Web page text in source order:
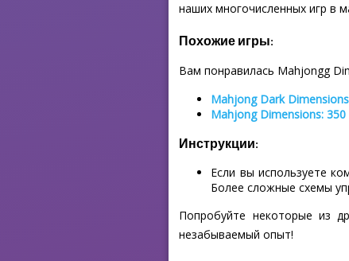
наших многочисленных игр в
Похожие игры:
Вам понравилась Mahjongg
Mahjong Dark
Mahjong Dimensions: 350
Инструкции:
Если вы используете
Более сложные схемы
Попробуйте некоторые из
незабываемый опыт!